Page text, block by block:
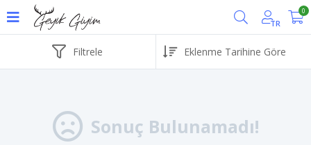
TR
0
Filtrele
Sonuç Bulunamadı!